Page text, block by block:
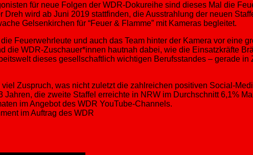
für neue Folgen der WDR-Dokureihe sind dieses Mal die
wird ab Juni 2019 stattfinden, die Ausstrahlung der neuen
Gelsenkirchen für “Feuer & Flamme” mit Kameras begleitet.
Feuerwehrleute und auch das Team hinter der Kamera vor eine
die WDR-Zuschauer*innen hautnah dabei, wie die Einsatzkräfte
dieses gesellschaftlich wichtigen Berufsstandes – gerade
Zuspruch, was nicht zuletzt die zahlreichen positiven Social-
die zweite Staffel erreichte in NRW im Durchschnitt 6,1%
im Angebot des WDR YouTube-Channels.
im Auftrag des WDR